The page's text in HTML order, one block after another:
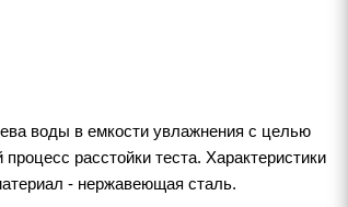
воды в емкости увлажнения с целью
расстойки теста. Характеристики
- нержавеющая сталь.